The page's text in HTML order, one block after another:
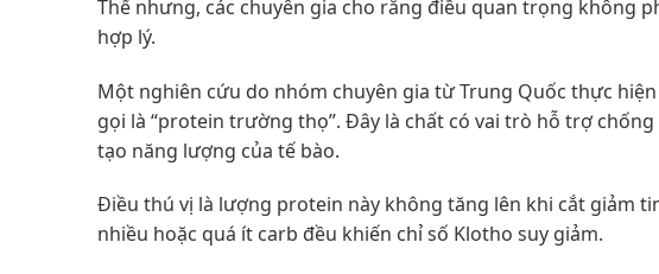
Thế nhưng, các chuyên gia cho rằng điều quan trọng không
hợp lý.
Một nghiên cứu do nhóm chuyên gia từ Trung Quốc thực
gọi là “protein trường thọ”. Đây là chất có vai trò hỗ trợ
tạo năng lượng của tế bào.
Điều thú vị là lượng protein này không tăng lên khi cắt giảm
nhiều hoặc quá ít carb đều khiến chỉ số Klotho suy giảm.